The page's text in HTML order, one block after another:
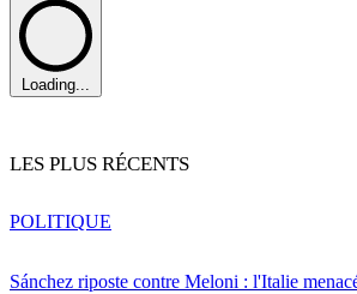
Loading...
LES PLUS RÉCENTS
Sánchez riposte contre Meloni : l'Italie
POLITIQUE